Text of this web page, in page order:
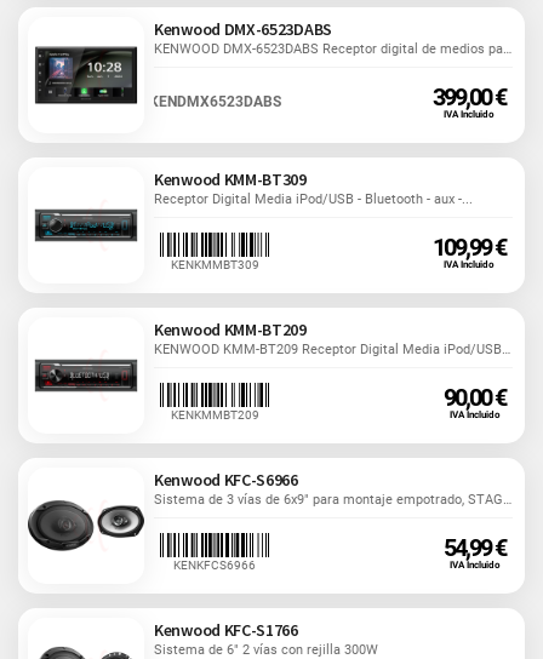
Kenwood DMX-6523DABS
KENWOOD DMX-6523DABS Receptor digital de medios pantalla...
KENDMX6523DABS 399,00 €
IVA Incluido
Kenwood KMM-BT309
Receptor Digital Media iPod/USB - Bluetooth - aux -...
KENKMMBT309
109,99 €
IVA Incluido
Kenwood KMM-BT209
KENWOOD KMM-BT209 Receptor Digital Media iPod/USB -...
KENKMMBT209
90,00 €
IVA Incluido
Kenwood KFC-S6966
Sistema de 3 vías de 6x9" para montaje empotrado, STAGE...
KENKFCS6966
54,99 €
IVA Incluido
Kenwood KFC-S1766
Sistema de 6" 2 vías con rejilla 300W